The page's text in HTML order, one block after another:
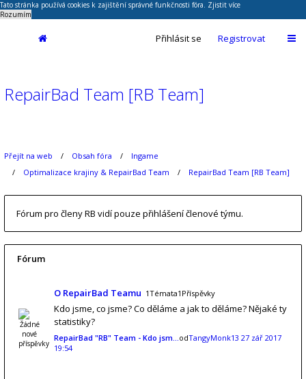
Tato stránka používá cookies k zajištění správné funkčnosti fóra. Zjistit více
Rozumím
Přihlásit se Registrovat
RepairBad Team [RB Team]
Přejít na web Obsah fóra
Ingame
Optimalizace krajiny & RepairBad Team
RepairBad Team [RB Team]
Fórum pro členy RB vidí pouze přihlášení členové týmu.
Fórum
O RepairBad Teamu 1Témata1Příspěvky
Kdo jsme, co jsme? Co děláme a jak to děláme? Nějaké ty
statistiky?
RepairBad "RB" Team - Kdo jsm…odTangyMonk13 27 zář 2017
19:54